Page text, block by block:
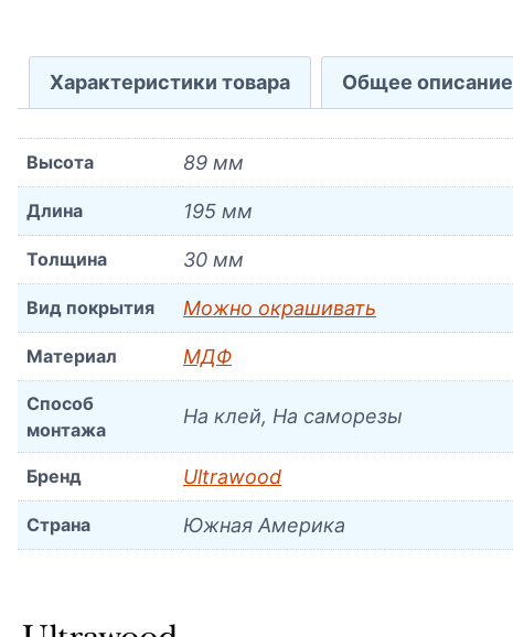
Характеристики товара Общее описание
Высота 89 мм
Длина 195 мм
Толщина 30 мм
Вид покрытия Можно окрашивать
Материал МДФ
Способ
монтажа
На клей, На саморезы
Бренд Ultrawood
Страна Южная Америка